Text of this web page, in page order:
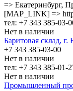
=> Екатеринбург,
[MAP_LINK] =>
тел: +7 343 385-03-
Нет в наличии
Баритовая склад, г.
+7 343 385-03-00
Нет в наличии
тел: +7 343 385-01-
Нет в наличии
Промышленный